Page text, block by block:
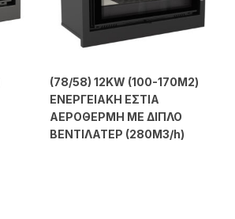
(78/58) 12KW (100-170Μ2)
ΕΝΕΡΓΕΙΑΚΗ ΕΣΤΙΑ
ΑΕΡΟΘΕΡΜΗ ΜΕ ΔΙΠΛΟ
ΒΕΝΤΙΛΑΤΕΡ (280M3/h)